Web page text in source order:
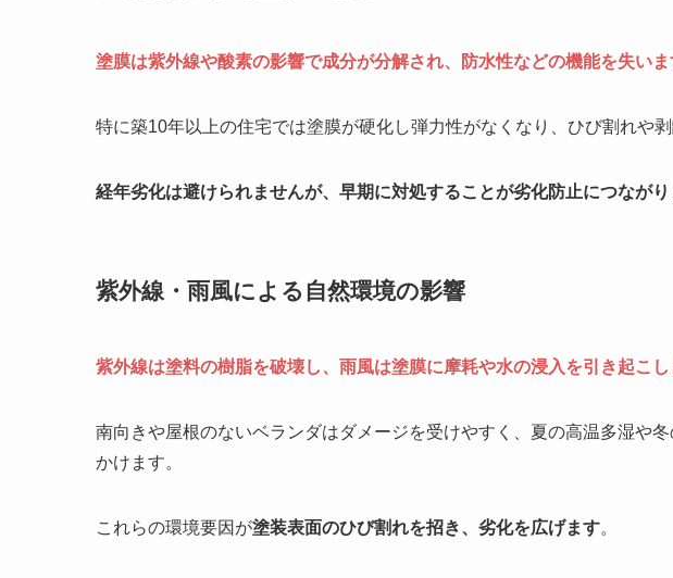
塗膜は紫外線や酸素の影響で成分が分解され、防水性などの機能を失いま
特に築10年以上の住宅では塗膜が硬化し弾力性がなくなり、ひび割れや
経年劣化は避けられませんが、早期に対処することが劣化防止につながり
紫外線・雨風による自然環境の影響
紫外線は塗料の樹脂を破壊し、雨風は塗膜に摩耗や水の浸入を引き起こし
南向きや屋根のないベランダはダメージを受けやすく、夏の高温多湿や
かけます。
これらの環境要因が塗装表面のひび割れを招き、劣化を広げます。